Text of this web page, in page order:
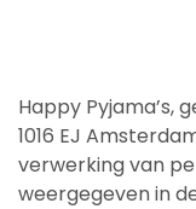
Happy Pyjama’s,
1016 EJ
verwerking van
weergegeven in